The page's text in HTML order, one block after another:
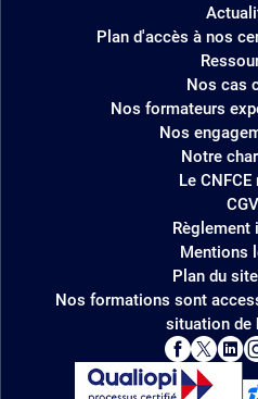
Plan d'accès à nos
Nos cas
Nos formateurs
Nos
Notre
Le
CGV
Règlement
Mentions
Plan du
Nos formations sont
situation de